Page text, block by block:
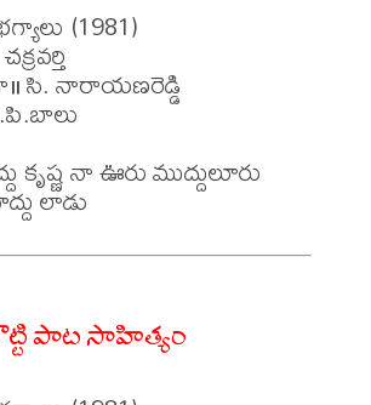
(1981)
సి. నారాయణరెడ్డి
కృష్ణ నా ఊరు ముద్దులూరు
పాట సాహిత్యం